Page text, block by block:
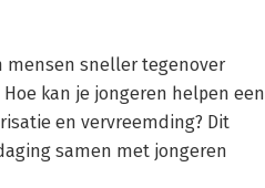
mensen sneller tegenover
kan je jongeren helpen een
en vervreemding? Dit
samen met jongeren